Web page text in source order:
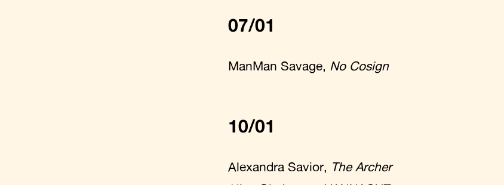
07/01
ManMan Savage, No Cosign
10/01
Alexandra Savior,
The Archer